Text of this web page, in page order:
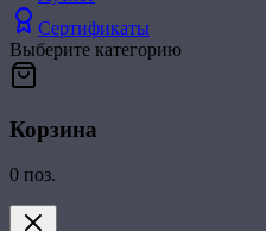
Сертификаты
Выберите категорию
Корзина
0 поз.